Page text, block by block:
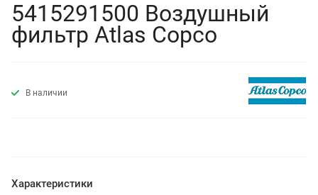
5415291500 Воздушный
фильтр Atlas Copco
В наличии
Характеристики